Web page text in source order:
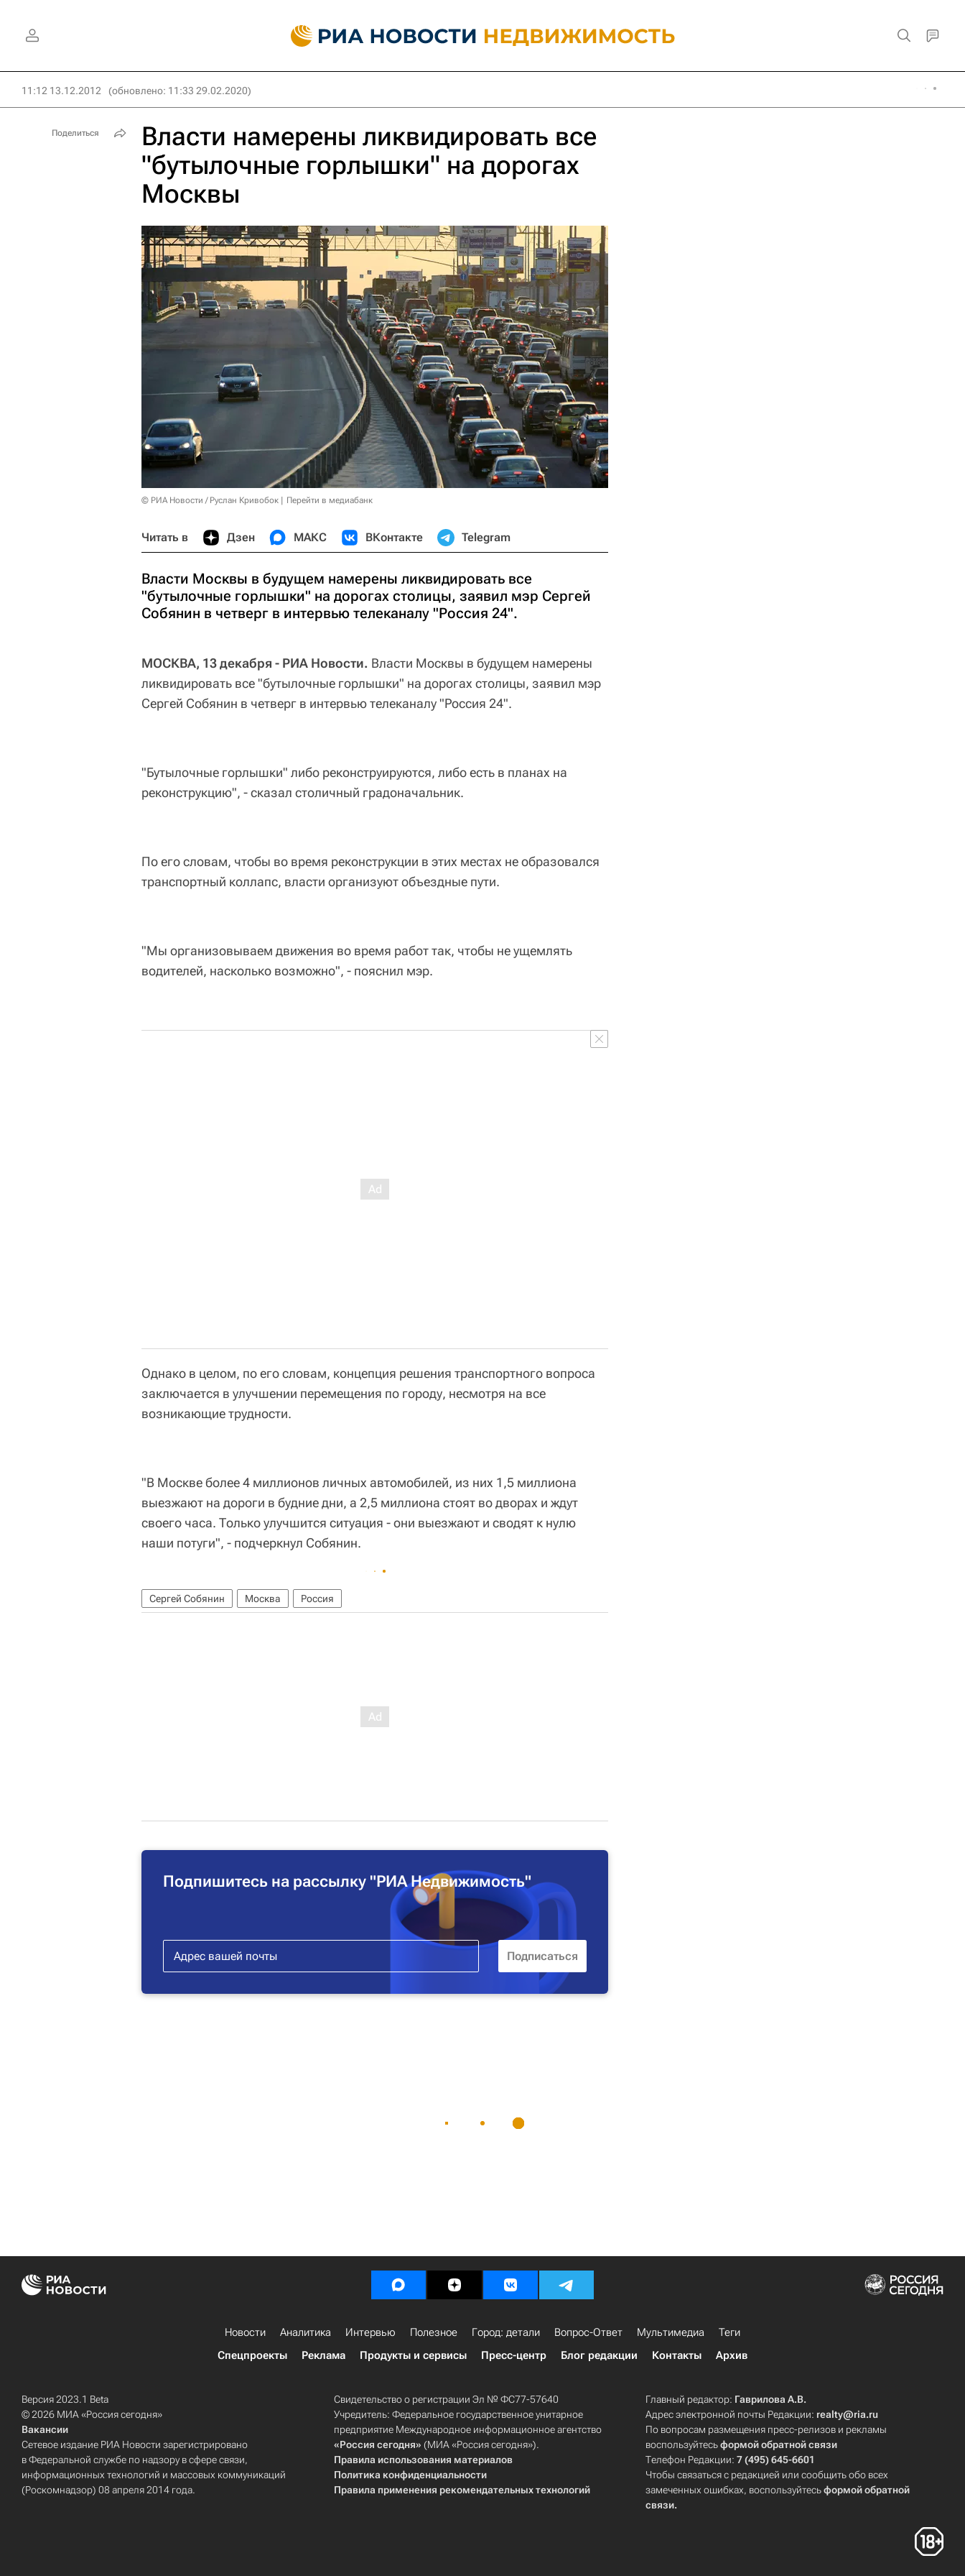
11:12 13.12.2012 (обновлено: 11:33 29.02.2020)
Власти намерены ликвидировать все
"бутылочные горлышки" на дорогах
Москвы
© РИА Новости / Руслан Кривобок Перейти в медиабанк
Читать в Дзен МАКС ВКонтакте Telegram
Власти Москвы в будущем намерены ликвидировать все
"бутылочные горлышки" на дорогах столицы, заявил мэр Сергей
Собянин в четверг в интервью телеканалу "Россия 24".
МОСКВА, 13 декабря - РИА Новости. Власти Москвы в будущем намерены
ликвидировать все "бутылочные горлышки" на дорогах столицы, заявил мэр
Сергей Собянин в четверг в интервью телеканалу "Россия 24".
"Бутылочные горлышки" либо реконструируются, либо есть в планах на
реконструкцию", - сказал столичный градоначальник.
По его словам, чтобы во время реконструкции в этих местах не образовался
транспортный коллапс, власти организуют объездные пути.
"Мы организовываем движения во время работ так, чтобы не ущемлять
водителей, насколько возможно", - пояснил мэр.
Однако в целом, по его словам, концепция решения транспортного вопроса
заключается в улучшении перемещения по городу, несмотря на все
возникающие трудности.
"В Москве более 4 миллионов личных автомобилей, из них 1,5 миллиона
выезжают на дороги в будние дни, а 2,5 миллиона стоят во дворах и ждут
своего часа. Только улучшится ситуация - они выезжают и сводят к нулю
наши потуги", - подчеркнул Собянин.
Сергей Собянин Москва Россия
Подпишитесь на рассылку "РИА Недвижимость"
Поделиться
Новости Аналитика Интервью Полезное Город: детали Вопрос-Ответ Мультимедиа
Теги
Спецпроекты
Реклама Продукты и сервисы Пресс-центр Блог редакции Контакты Архив
Версия 2023.1 Beta
© 2026 МИА «Россия сегодня»
Вакансии
Сетевое издание РИА Новости зарегистрировано
в Федеральной службе по надзору в сфере связи,
информационных технологий и массовых коммуникаций
(Роскомнадзор) 08 апреля 2014 года.
Свидетельство о регистрации Эл № ФС77-57640
Учредитель: Федеральное государственное унитарное
предприятие Международное информационное агентство
«Россия сегодня» (МИА «Россия сегодня»).
Правила использования материалов
Политика конфиденциальности
Правила применения рекомендательных технологий
Главный редактор: Гаврилова А.В.
Адрес электронной почты Редакции: realty@ria.ru
По вопросам размещения пресс-релизов и рекламы
воспользуйтесьформой обратной связи
Телефон Редакции:7 (495) 645-6601
Чтобы связаться с редакцией или сообщить обо всех
замеченных ошибках, воспользуйтесьформой обратной
связи.